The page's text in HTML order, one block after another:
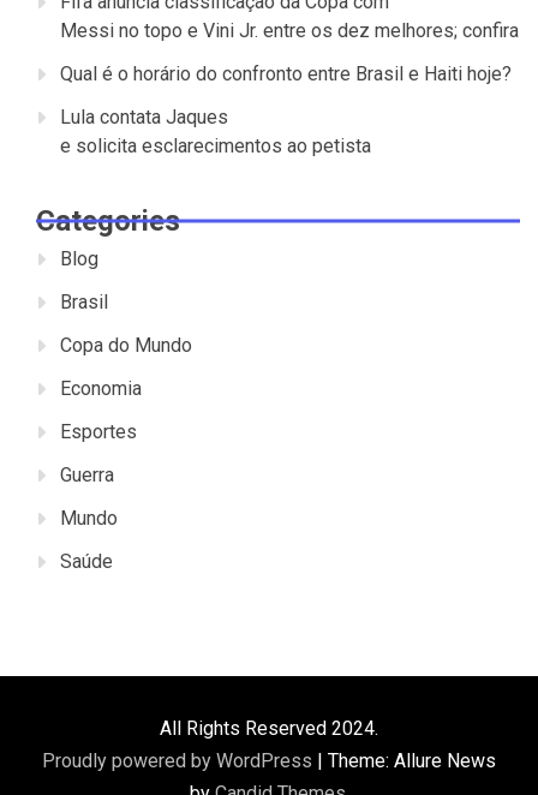
Messi no topo e Vini Jr. entre os dez melhores; confira
Qual é o horário do confronto entre Brasil e Haiti hoje?
Lula contata Jaques
e solicita esclarecimentos ao petista
Categories
Blog
Brasil
Copa do Mundo
Economia
Esportes
Guerra
Mundo
Saúde
All Rights Reserved 2024.
Proudly powered by WordPress | Theme: Allure News